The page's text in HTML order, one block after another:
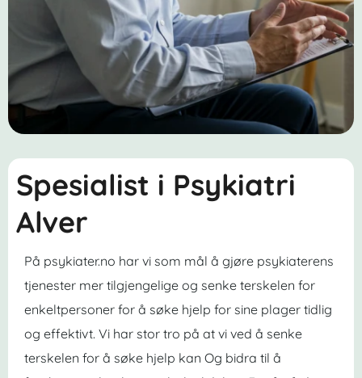
Spesialist i Psykiatri
Alver
På psykiater.no har vi som mål å gjøre psykiaterens
tjenester mer tilgjengelige og senke terskelen for
enkeltpersoner for å søke hjelp for sine plager tidlig
og effektivt. Vi har stor tro på at vi ved å senke
terskelen for å søke hjelp kan Og bidra til å